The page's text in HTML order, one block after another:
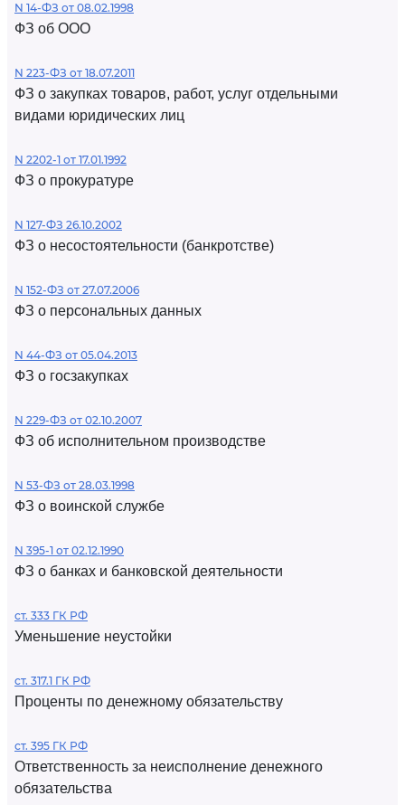
N 14-ФЗ от 08.02.1998
ФЗ об ООО
N 223-ФЗ от 18.07.2011
ФЗ о закупках товаров, работ, услуг отдельными
видами юридических лиц
N 2202-1 от 17.01.1992
ФЗ о прокуратуре
N 127-ФЗ 26.10.2002
ФЗ о несостоятельности (банкротстве)
N 152-ФЗ от 27.07.2006
ФЗ о персональных данных
N 44-ФЗ от 05.04.2013
ФЗ о госзакупках
N 229-ФЗ от 02.10.2007
ФЗ об исполнительном производстве
N 53-ФЗ от 28.03.1998
ФЗ о воинской службе
N 395-1 от 02.12.1990
ФЗ о банках и банковской деятельности
ст. 333 ГК РФ
Уменьшение неустойки
ст. 317.1 ГК РФ
Проценты по денежному обязательству
ст. 395 ГК РФ
Ответственность за неисполнение денежного
обязательства